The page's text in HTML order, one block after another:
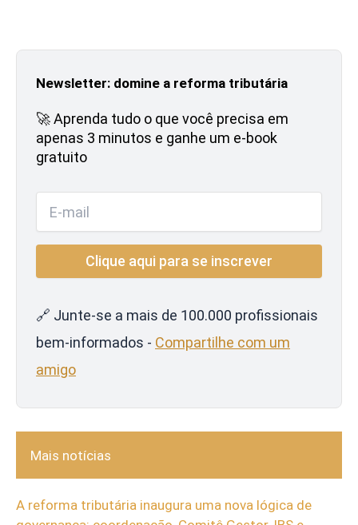
Newsletter: domine a reforma tributária
🚀 Aprenda tudo o que você precisa em
apenas 3 minutos e ganhe um e-book
gratuito
🔗 Junte-se a mais de 100.000 profissionais
bem-informados - Compartilhe com um
amigo
Mais notícias
A reforma tributária inaugura uma nova lógica de